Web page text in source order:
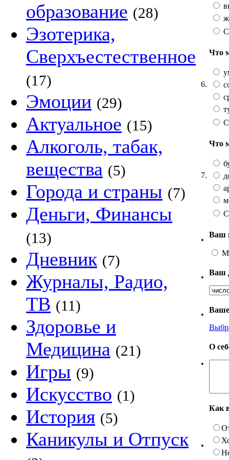
образование (28)
Эзотерика,
Сверхъестественное
(17)
Эмоции (29)
Актуальное (15)
Алкоголь, табак,
вещества (5)
Города и страны (7)
Деньги, Финансы
(13)
Дневник (7)
Журналы, Радио,
ТВ (11)
Здоровье и
Медицина (21)
Игры (9)
Искусство (1)
История (5)
Каникулы и Отпуск
6.
Что
7.
Что
•
Ваш
•
Ваш
•
Ваше
•
О
•
Как